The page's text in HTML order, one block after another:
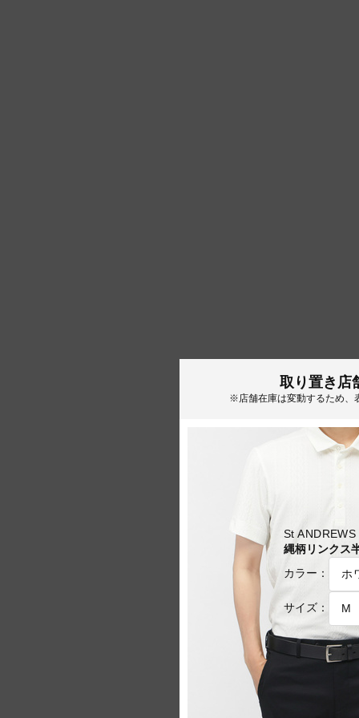
取り置き店
※店舗在庫は変動するため、
St
縄柄リンクス
カラー：
サイズ：